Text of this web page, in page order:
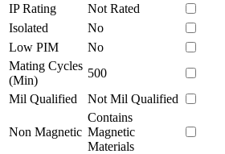
IP Rating
Not Rated
Isolated
No
Low PIM
No
Mating Cycles
(Min)
500
Mil Qualified
Not Mil Qualified
Non Magnetic
Contains
Magnetic
Materials